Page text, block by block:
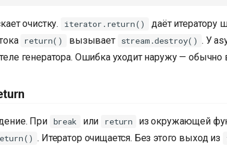
очистку. iterator.return()
даёт итератору
return() вызывает stream.destroy() . У
генератора. Ошибка уходит наружу —
При break или return из окружающей
. Итератор очищается. Без этого выход из